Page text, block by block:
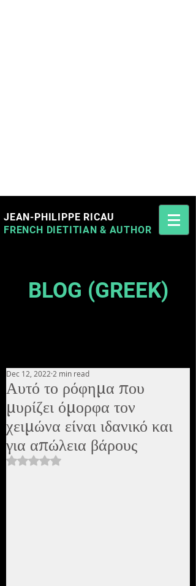
Jean-Philippe Ricau French Cyprus Dietitian
JEAN-PHILIPPE RICAU
FRENCH DIETITIAN & AUTHOR
BLOG (GREEK)
Αυτό το ρόφημα που
μυρίζει όμορφα τον
χειμώνα είναι ιδανικό και
για απώλεια βάρους
Dec 12, 2022 2 min read
Rated NaN out of 5 stars.